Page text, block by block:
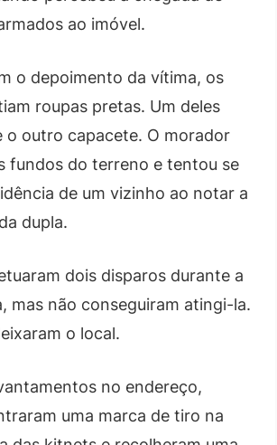
ao imóvel.
o depoimento da vítima, os
roupas pretas. Um deles
o outro capacete. O morador
fundos do terreno e tentou se
de um vizinho ao notar a
dupla.
dois disparos durante a
mas não conseguiram atingi-la.
o local.
no endereço,
uma marca de tiro na